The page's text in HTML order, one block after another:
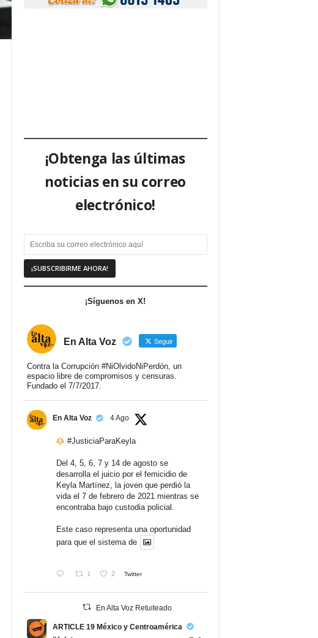
¡Obtenga las últimas
noticias en su correo
electrónico!
¡Síguenos en X!
En Alta Voz Seguir
Contra la Corrupción #NiOlvidoNiPerdón, un
espacio libre de compromisos y censuras.
Fundado el 7/7/2017.
En Alta Voz 4 Ago
#JusticiaParaKeyla
Del 4, 5, 6, 7 y 14 de agosto se
desarrolla el juicio por el femicidio de
Keyla Martínez, la joven que perdió la
vida el 7 de febrero de 2021 mientras se
encontraba bajo custodia policial.
Este caso representa una oportunidad
para que el sistema de
1 2 Twitter
En Alta Voz Retuiteado
ARTICLE 19 México y Centroamérica